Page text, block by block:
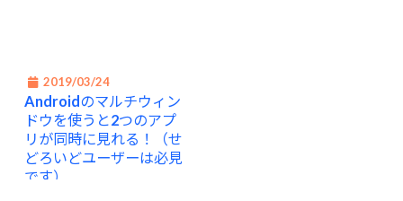
2019/03/24
Androidのマルチウィン
ドウを使うと2つのアプ
リが同時に見れる！（せ
どろいどユーザーは必見
です）